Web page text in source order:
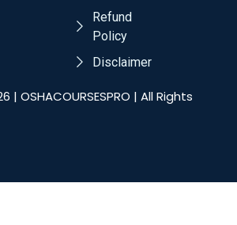
Refund
Policy
Disclaimer
OSHACOURSESPRO | All Rights